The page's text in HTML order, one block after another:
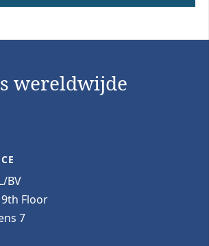
wereldwijde
BV
Floor
7